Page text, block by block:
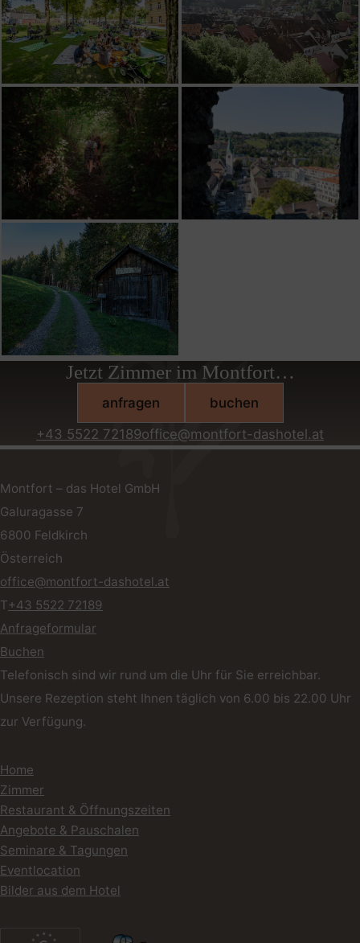
Jetzt Zimmer im Montfort…
anfragen
buchen
+43 5522 72189office@montfort-dashotel.at
Montfort – das Hotel GmbH
Galuragasse 7
6800 Feldkirch
Österreich
office@montfort-dashotel.at
T+43 5522 72189
Anfrageformular
Buchen
Telefonisch sind wir rund um die Uhr für Sie erreichbar.
Unsere Rezeption steht Ihnen täglich von 6.00 bis 22.00 Uhr
zur Verfügung.
Home
Zimmer
Restaurant & Öffnungszeiten
Angebote & Pauschalen
Seminare & Tagungen
Eventlocation
Bilder aus dem Hotel